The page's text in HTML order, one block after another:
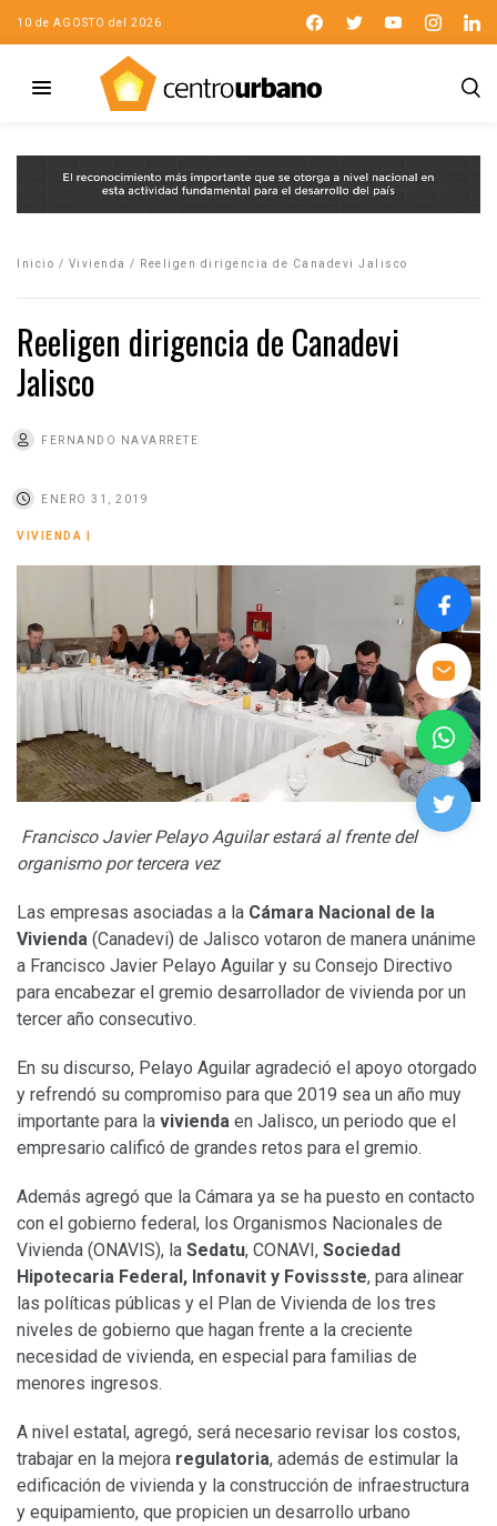
10 de AGOSTO del 2026
Inicio / Vivienda / Reeligen dirigencia de Canadevi Jalisco
Reeligen dirigencia de Canadevi
Jalisco
FERNANDO NAVARRETE
ENERO 31, 2019
VIVIENDA
Francisco Javier Pelayo Aguilar estará al frente del
organismo por tercera vez
Las empresas asociadas a la Cámara Nacional de la
Vivienda (Canadevi) de Jalisco votaron de manera unánime
a Francisco Javier Pelayo Aguilar y su Consejo Directivo
para encabezar el gremio desarrollador de vivienda por un
tercer año consecutivo.
En su discurso, Pelayo Aguilar agradeció el apoyo otorgado
y refrendó su compromiso para que 2019 sea un año muy
importante para la vivienda en Jalisco, un periodo que el
empresario calificó de grandes retos para el gremio.
Además agregó que la Cámara ya se ha puesto en contacto
con el gobierno federal, los Organismos Nacionales de
Vivienda (ONAVIS), la Sedatu, CONAVI, Sociedad
Hipotecaria Federal, Infonavit y Fovissste, para alinear
las políticas públicas y el Plan de Vivienda de los tres
niveles de gobierno que hagan frente a la creciente
necesidad de vivienda, en especial para familias de
menores ingresos.
A nivel estatal, agregó, será necesario revisar los costos,
trabajar en la mejora regulatoria, además de estimular la
edificación de vivienda y la construcción de infraestructura
y equipamiento, que propicien un desarrollo urbano